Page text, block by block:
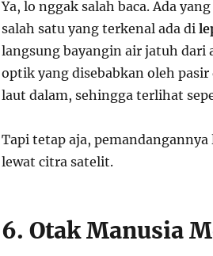
Ya, lo nggak salah baca. Ada
salah satu yang terkenal ada di
langsung bayangin air jatuh dari
optik yang disebabkan oleh
laut dalam, sehingga terlihat
Tapi tetap aja,
lewat citra satelit.
6. Otak Manusia